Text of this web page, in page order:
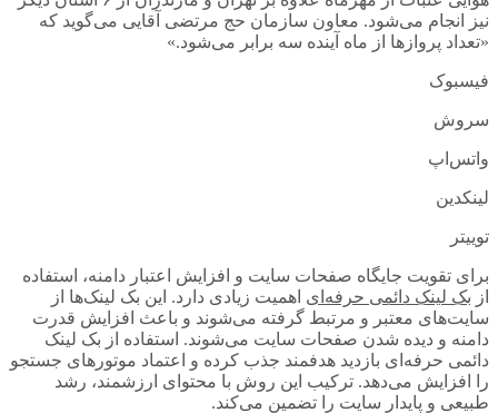
نیز انجام می‌شود. معاون سازمان حج مرتضی آقایی می‌گوید که
«تعداد پروازها از ماه آینده سه برابر می‌شود.»
فیسبوک
سروش
واتس‌اپ
لینکدین
توییتر
برای تقویت جایگاه صفحات سایت و افزایش اعتبار دامنه، استفاده
از بک لینک دائمی حرفه‌ای اهمیت زیادی دارد. این بک لینک‌ها از
سایت‌های معتبر و مرتبط گرفته می‌شوند و باعث افزایش قدرت
دامنه و دیده شدن صفحات سایت می‌شوند. استفاده از بک لینک
دائمی حرفه‌ای بازدید هدفمند جذب کرده و اعتماد موتورهای جستجو
را افزایش می‌دهد. ترکیب این روش با محتوای ارزشمند، رشد
طبیعی و پایدار سایت را تضمین می‌کند.